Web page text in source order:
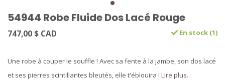
54944 Robe Fluide Dos Lacé Rouge
747,00 $ CAD En stock (1)
Une robe à couper le souffle ! Avec sa fente à la jambe, son dos lacé
et ses pierres scintillantes bleutés, elle t'éblouira ! Lire plus..